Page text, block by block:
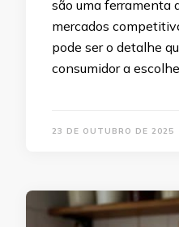
são uma ferramenta
mercados
pode ser o detalhe
consumidor a
23 DE OUTUBRO DE 2025